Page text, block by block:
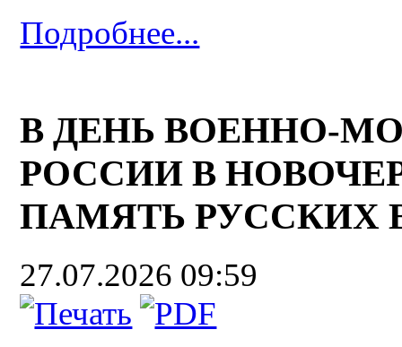
Подробнее...
В ДЕНЬ ВОЕННО-
РОССИИ В
ПАМЯТЬ РУССКИХ
27.07.2026 09:59